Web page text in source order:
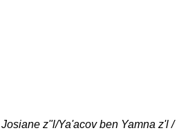
z"l/Ya'acov ben Yamna z'l /